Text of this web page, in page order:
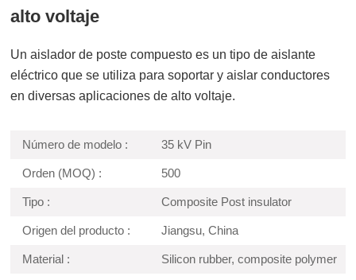
alto voltaje
Un aislador de poste compuesto es un tipo de aislante
eléctrico que se utiliza para soportar y aislar conductores
en diversas aplicaciones de alto voltaje.
Número de modelo : 35 kV Pin
Orden (MOQ) : 500
Tipo : Composite Post insulator
Origen del producto : Jiangsu, China
Material : Silicon rubber, composite polymer